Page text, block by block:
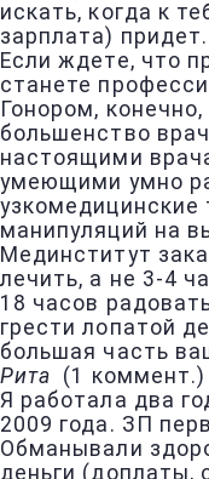
искать, когда к
зарплата) придет.
Если ждете, что
станете
Гонором,
большенство
настоящими
умеющими умно
манипуляций на
Мединститут
лечить, а не 3-4
18 часов
грести лопатой
большая часть
Рита (1 коммент.)
Я работала два
2009 года. ЗП
Обманывали
деньги (доплаты,